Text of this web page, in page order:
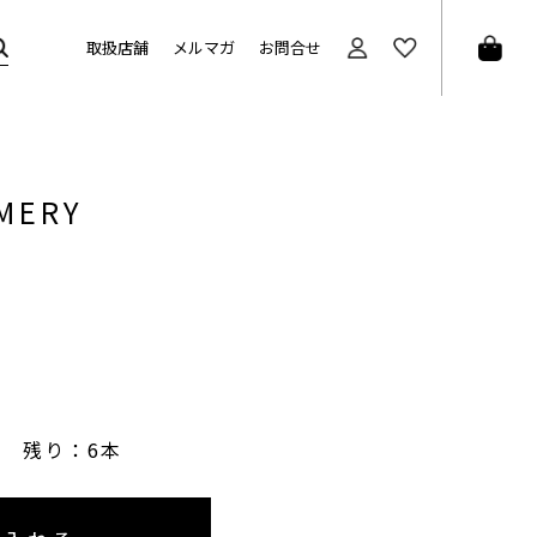
取扱店舗 メルマガ お問合せ
残り：6本